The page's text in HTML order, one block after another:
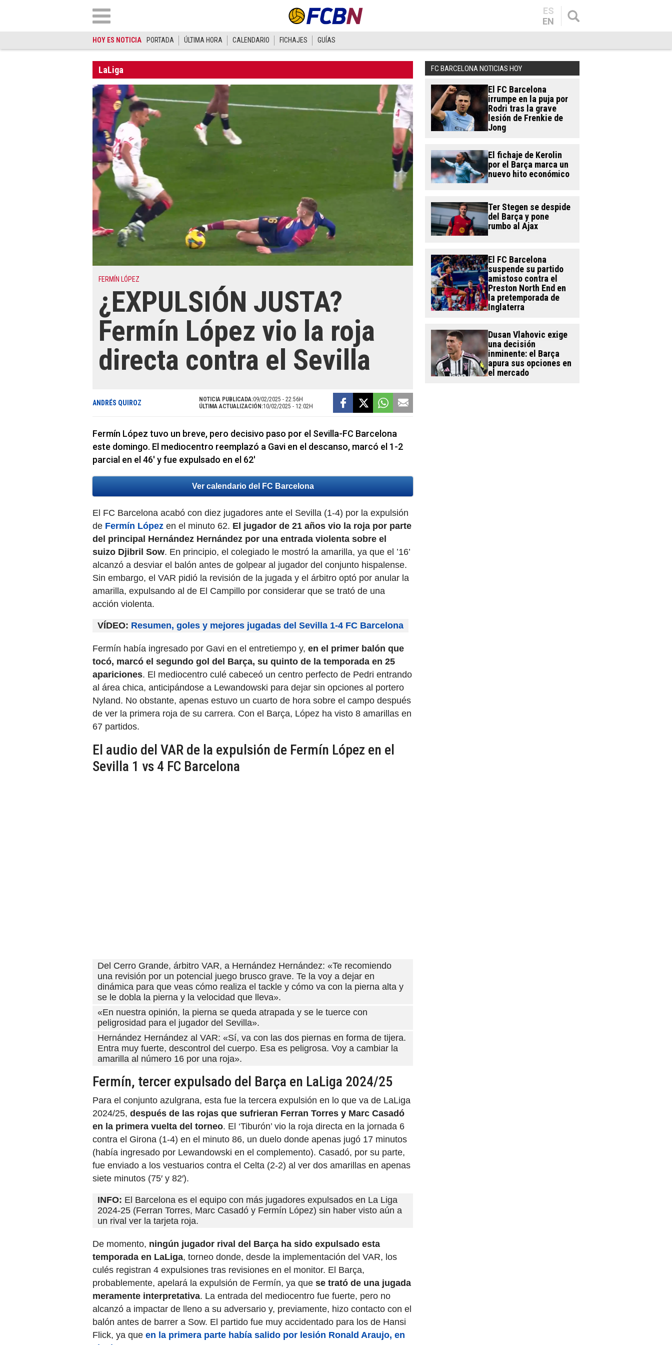
ES
EN
HOY ES NOTICIA PORTADA ÚLTIMA HORA CALENDARIO FICHAJES GUÍAS
LaLiga
FERMÍN LÓPEZ
¿EXPULSIÓN JUSTA?
Fermín López vio la roja
directa contra el Sevilla
ANDRÉS QUIROZ NOTICIA PUBLICADA:09/02/2025 - 22:56H
ÚLTIMA ACTUALIZACIÓN:10/02/2025 - 12:02H
Fermín López tuvo un breve, pero decisivo paso por el Sevilla-FC Barcelona
este domingo. El mediocentro reemplazó a Gavi en el descanso, marcó el 1-2
parcial en el 46′ y fue expulsado en el 62′
Ver calendario del FC Barcelona
El FC Barcelona acabó con diez jugadores ante el Sevilla (1-4) por la expulsión
de Fermín López en el minuto 62. El jugador de 21 años vio la roja por parte
del principal Hernández Hernández por una entrada violenta sobre el
suizo Djibril Sow. En principio, el colegiado le mostró la amarilla, ya que el ’16’
alcanzó a desviar el balón antes de golpear al jugador del conjunto hispalense.
Sin embargo, el VAR pidió la revisión de la jugada y el árbitro optó por anular la
amarilla, expulsando al de El Campillo por considerar que se trató de una
acción violenta.
VÍDEO: Resumen, goles y mejores jugadas del Sevilla 1-4 FC Barcelona
Fermín había ingresado por Gavi en el entretiempo y, en el primer balón que
tocó, marcó el segundo gol del Barça, su quinto de la temporada en 25
apariciones. El mediocentro culé cabeceó un centro perfecto de Pedri entrando
al área chica, anticipándose a Lewandowski para dejar sin opciones al portero
Nyland. No obstante, apenas estuvo un cuarto de hora sobre el campo después
de ver la primera roja de su carrera. Con el Barça, López ha visto 8 amarillas en
67 partidos.
El audio del VAR de la expulsión de Fermín López en el
Sevilla 1 vs 4 FC Barcelona
Del Cerro Grande, árbitro VAR, a Hernández Hernández: «Te recomiendo
una revisión por un potencial juego brusco grave. Te la voy a dejar en
dinámica para que veas cómo realiza el tackle y cómo va con la pierna alta y
se le dobla la pierna y la velocidad que lleva».
«En nuestra opinión, la pierna se queda atrapada y se le tuerce con
peligrosidad para el jugador del Sevilla».
Hernández Hernández al VAR: «Sí, va con las dos piernas en forma de tijera.
Entra muy fuerte, descontrol del cuerpo. Esa es peligrosa. Voy a cambiar la
amarilla al número 16 por una roja».
Fermín, tercer expulsado del Barça en LaLiga 2024/25
Para el conjunto azulgrana, esta fue la tercera expulsión en lo que va de LaLiga
2024/25, después de las rojas que sufrieran Ferran Torres y Marc Casadó
en la primera vuelta del torneo. El ‘Tiburón’ vio la roja directa en la jornada 6
contra el Girona (1-4) en el minuto 86, un duelo donde apenas jugó 17 minutos
(había ingresado por Lewandowski en el complemento). Casadó, por su parte,
fue enviado a los vestuarios contra el Celta (2-2) al ver dos amarillas en apenas
siete minutos (75′ y 82′).
INFO: El Barcelona es el equipo con más jugadores expulsados en La Liga
2024-25 (Ferran Torres, Marc Casadó y Fermín López) sin haber visto aún a
un rival ver la tarjeta roja.
De momento, ningún jugador rival del Barça ha sido expulsado esta
temporada en LaLiga, torneo donde, desde la implementación del VAR, los
culés registran 4 expulsiones tras revisiones en el monitor. El Barça,
probablemente, apelará la expulsión de Fermín, ya que se trató de una jugada
meramente interpretativa. La entrada del mediocentro fue fuerte, pero no
alcanzó a impactar de lleno a su adversario y, previamente, hizo contacto con el
balón antes de barrer a Sow. El partido fue muy accidentado para los de Hansi
Flick, ya que en la primera parte había salido por lesión Ronald Araujo, en
FC BARCELONA NOTICIAS HOY
El FC Barcelona
irrumpe en la puja por
Rodri tras la grave
lesión de Frenkie de
Jong
El fichaje de Kerolin
por el Barça marca un
nuevo hito económico
Ter Stegen se despide
del Barça y pone
rumbo al Ajax
El FC Barcelona
suspende su partido
amistoso contra el
Preston North End en
la pretemporada de
Inglaterra
Dusan Vlahovic exige
una decisión
inminente: el Barça
apura sus opciones en
el mercado